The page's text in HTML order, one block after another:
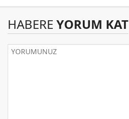
HABERE YORUM KAT